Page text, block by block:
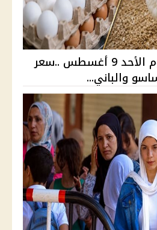
أسعار الدواجن اليوم الأحد 9 أغسطس ..سعر
والباني...